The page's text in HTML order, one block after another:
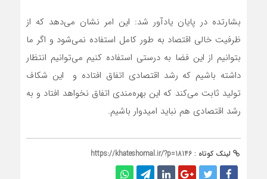
بشارتده در پایان یادآور شد: این امر نشان می‌دهد که از
ظرفیت خالی اقتصاد به طور کامل استفاده نمی‌شود و اگر ما
بتوانیم از این فضا به درستی استفاده کنیم می‌توانیم انتظار
داشته باشیم که رشد اقتصادی اتفاق افتاده و این شکاف
تولید ثابت می‌کند که این بهره‌مندی اتفاق نخواهد افتاد و به
رشد اقتصادی هم نباید امیدوار باشیم.
لینک کوتاه : https://khateshomal.ir/?p=18146